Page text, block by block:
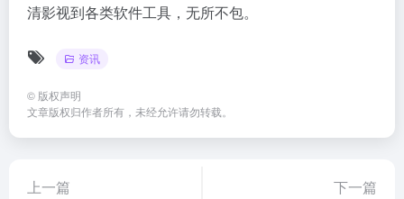
清影视到各类软件工具，无所不包。
资讯
© 版权声明
文章版权归作者所有，未经允许请勿转载。
上一篇 下一篇